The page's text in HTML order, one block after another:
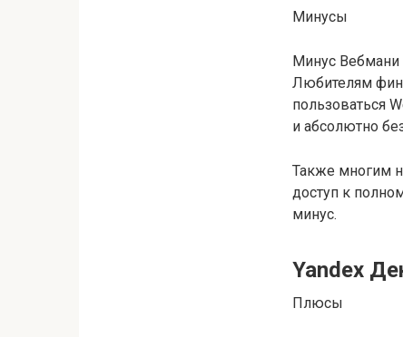
Минусы
Минус Вебмани
Любителям
пользоваться
и абсолютно
Также многим
доступ к
минус.
Yandex
Плюсы